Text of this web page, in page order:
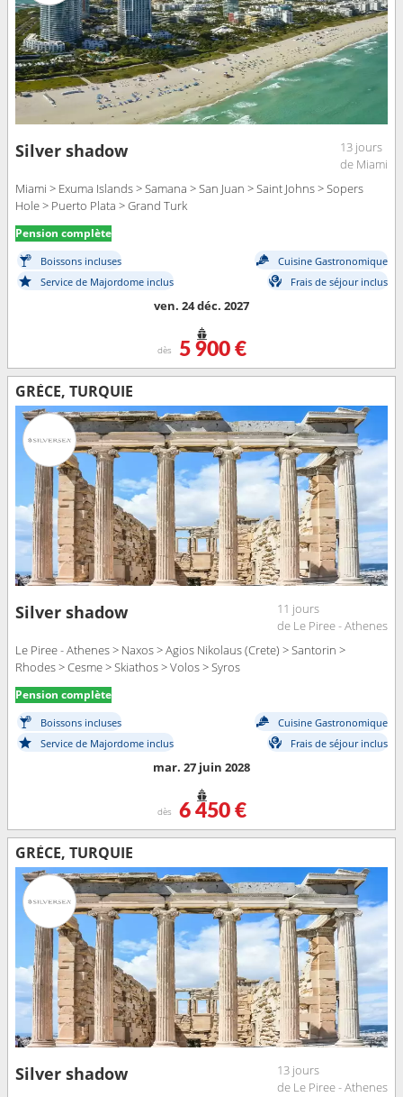
Silver shadow
13 jours
de Miami
Miami > Exuma Islands > Samana > San Juan > Saint Johns > Sopers
Hole > Puerto Plata > Grand Turk
Pension complète
Boissons incluses
Cuisine Gastronomique
Service de Majordome inclus
Frais de séjour inclus
ven. 24 déc. 2027
dès 5 900 €
GRÈCE, TURQUIE
Silver shadow
11 jours
de Le Piree - Athenes
Le Piree - Athenes > Naxos > Agios Nikolaus (Crete) > Santorin >
Rhodes > Cesme > Skiathos > Volos > Syros
Pension complète
Boissons incluses
Cuisine Gastronomique
Service de Majordome inclus
Frais de séjour inclus
mar. 27 juin 2028
dès 6 450 €
GRÈCE, TURQUIE
Silver shadow
13 jours
de Le Piree - Athenes